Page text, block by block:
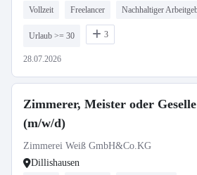
Vollzeit Freelancer Nachhaltiger
Urlaub >= 30 3
28.07.2026
Zimmerer, Meister oder Geselle
(m/w/d)
Zimmerei Weiß GmbH&Co.KG
Dillishausen